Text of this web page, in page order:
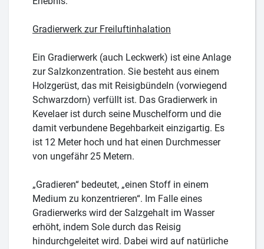
Gradierwerk zur Freiluftinhalation
Ein Gradierwerk (auch Leckwerk) ist eine Anlage
zur Salzkonzentration. Sie besteht aus einem
Holzgerüst, das mit Reisigbündeln (vorwiegend
Schwarzdorn) verfüllt ist. Das Gradierwerk in
Kevelaer ist durch seine Muschelform und die
damit verbundene Begehbarkeit einzigartig. Es
ist 12 Meter hoch und hat einen Durchmesser
von ungefähr 25 Metern.
„Gradieren“ bedeutet, „einen Stoff in einem
Medium zu konzentrieren“. Im Falle eines
Gradierwerks wird der Salzgehalt im Wasser
erhöht, indem Sole durch das Reisig
hindurchgeleitet wird. Dabei wird auf natürliche